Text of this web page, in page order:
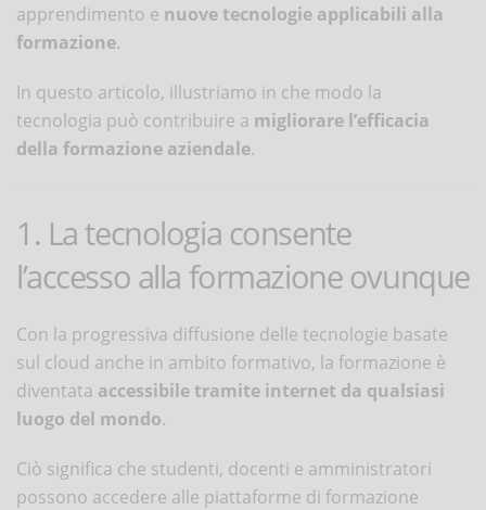
apprendimento e nuove tecnologie applicabili alla
formazione.
In questo articolo, illustriamo in che modo la
tecnologia può contribuire a migliorare l’efficacia
della formazione aziendale.
1. La tecnologia consente
l’accesso alla formazione ovunque
Con la progressiva diffusione delle tecnologie basate
sul cloud anche in ambito formativo, la formazione è
diventata accessibile tramite internet da qualsiasi
luogo del mondo.
Ciò significa che studenti, docenti e amministratori
possono accedere alle piattaforme di formazione